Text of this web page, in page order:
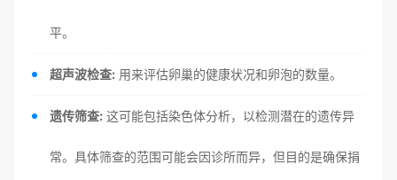
平。
超声波检查: 用来评估卵巢的健康状况和卵泡的数量。
遗传筛查: 这可能包括染色体分析，以检测潜在的遗传异
常。具体筛查的范围可能会因诊所而异，但目的是确保捐